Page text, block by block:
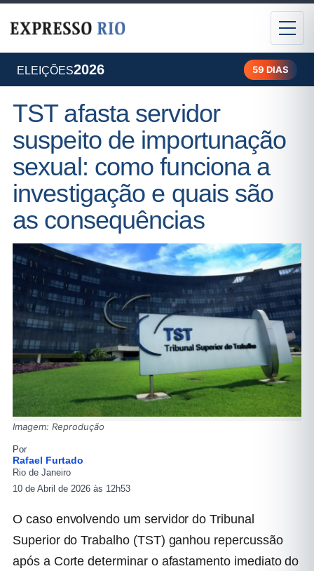
ELEIÇÕES2026 59 DIAS
TST afasta servidor
suspeito de importunação
sexual: como funciona a
investigação e quais são
as consequências
Imagem: Reprodução
Por
Rafael Furtado
Rio de Janeiro
10 de Abril de 2026 às 12h53
O caso envolvendo um servidor do Tribunal
Superior do Trabalho (TST) ganhou repercussão
após a Corte determinar o afastamento imediato do